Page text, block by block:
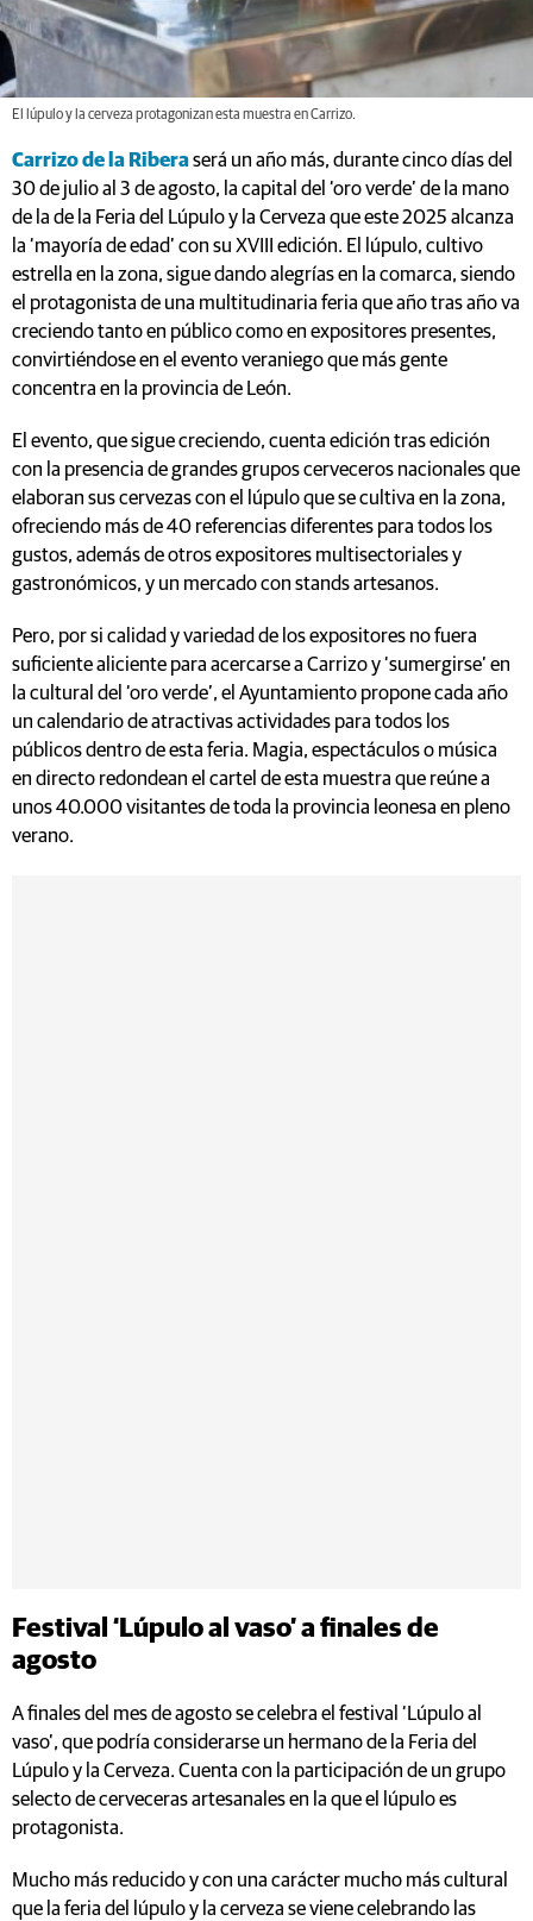
El lúpulo y la cerveza protagonizan esta muestra en Carrizo.
Carrizo de la Riberaserá un año más, durante cinco días del
30 de julio al 3 de agosto, la capital del ‘oro verde’ de la mano
de la de la Feria del Lúpulo y la Cerveza que este 2025 alcanza
la ‘mayoría de edad’ con su XVIII edición. El lúpulo, cultivo
estrella en la zona, sigue dando alegrías en la comarca, siendo
el protagonista de una multitudinaria feria que año tras año va
creciendo tanto en público como en expositores presentes,
convirtiéndose en el evento veraniego que más gente
concentra en la provincia de León.
El evento, que sigue creciendo, cuenta edición tras edición
con la presencia de grandes grupos cerveceros nacionales que
elaboran sus cervezas con el lúpulo que se cultiva en la zona,
ofreciendo más de 40 referencias diferentes para todos los
gustos, además de otros expositores multisectoriales y
gastronómicos, y un mercado con stands artesanos.
Pero, por si calidad y variedad de los expositores no fuera
suficiente aliciente para acercarse a Carrizo y ‘sumergirse’ en
la cultural del ‘oro verde’, el Ayuntamiento propone cada año
un calendario de atractivas actividades para todos los
públicos dentro de esta feria. Magia, espectáculos o música
en directo redondean el cartel de esta muestra que reúne a
unos 40.000 visitantes de toda la provincia leonesa en pleno
verano.
Festival ‘Lúpulo al vaso’ a finales de
agosto
A finales del mes de agosto se celebra el festival ‘Lúpulo al
vaso’, que podría considerarse un hermano de la Feria del
Lúpulo y la Cerveza. Cuenta con la participación de un grupo
selecto de cerveceras artesanales en la que el lúpulo es
protagonista.
Mucho más reducido y con una carácter mucho más cultural
que la feria del lúpulo y la cerveza se viene celebrando las